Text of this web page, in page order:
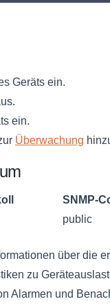
Geräts ein.
ein.
Überwachung
SNMP-
public
über die
zu
Alarmen und